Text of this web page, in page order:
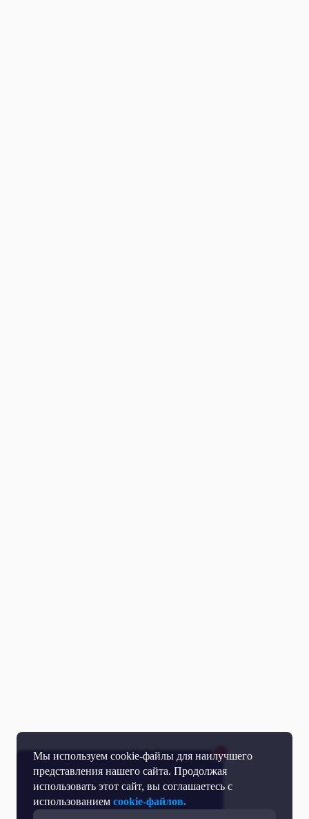
Мы используем cookie-файлы для наилучшего
представления нашего сайта. Продолжая
использовать этот сайт, вы соглашаетесь с
использованием cookie-файлов.